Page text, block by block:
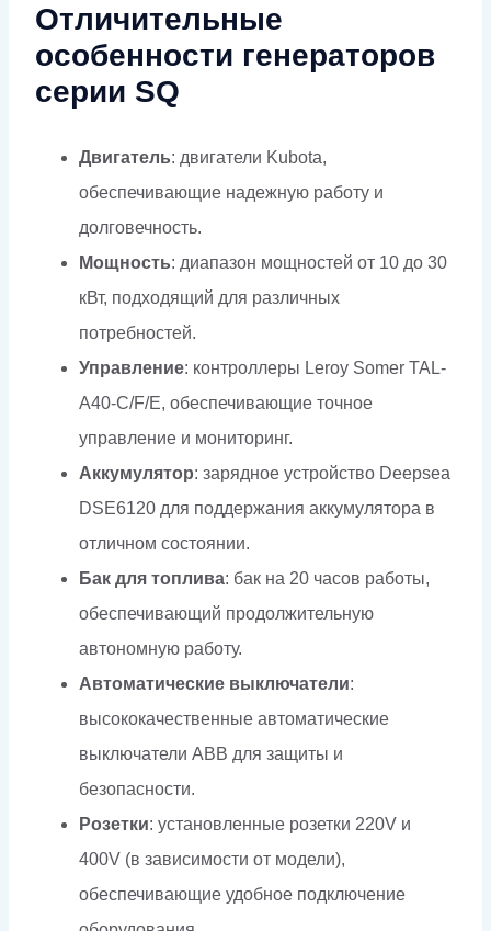
Отличительные
особенности генераторов
серии SQ
Двигатель: двигатели Kubota,
обеспечивающие надежную работу и
долговечность.
Мощность: диапазон мощностей от 10 до 30
кВт, подходящий для различных
потребностей.
Управление: контроллеры Leroy Somer TAL-
A40-C/F/E, обеспечивающие точное
управление и мониторинг.
Аккумулятор: зарядное устройство Deepsea
DSE6120 для поддержания аккумулятора в
отличном состоянии.
Бак для топлива: бак на 20 часов работы,
обеспечивающий продолжительную
автономную работу.
Автоматические выключатели:
высококачественные автоматические
выключатели ABB для защиты и
безопасности.
Розетки: установленные розетки 220V и
400V (в зависимости от модели),
обеспечивающие удобное подключение